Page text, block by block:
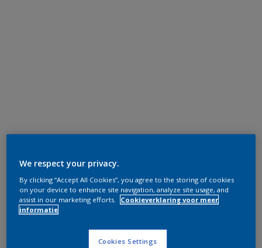
We respect your privacy.
By clicking “Accept All Cookies”, you agree to the storing of cookies
on your device to enhance site navigation, analyze site usage, and
assist in our marketing efforts.
Cookieverklaring voor meer
informatie
Cookies Settings